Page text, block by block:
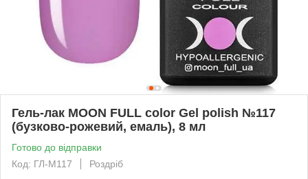
Гель-лак MOON FULL color Gel polish №117
(бузково-рожевий, емаль), 8 мл
Готово до відправки
Код: ГЛ-М117
Роздріб